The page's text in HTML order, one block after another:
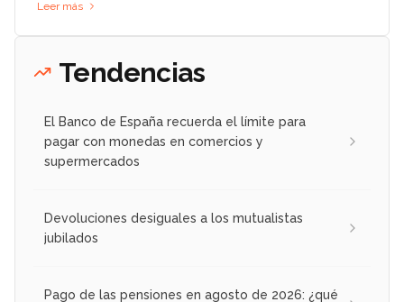
Leer más
Tendencias
El Banco de España recuerda el límite para
pagar con monedas en comercios y
supermercados
Devoluciones desiguales a los mutualistas
jubilados
Pago de las pensiones en agosto de 2026: ¿qué